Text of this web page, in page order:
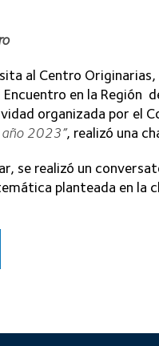
al Centro
en la Región
organizada por el
año 2023”, realizó una
se realizó un
planteada en la